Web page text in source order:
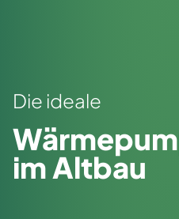
Die ideale
im Altbau